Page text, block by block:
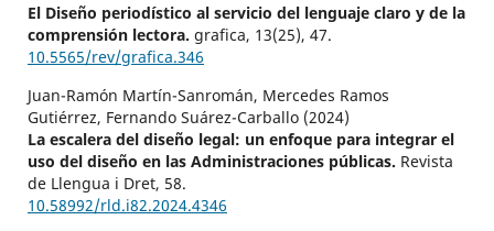
El Diseño periodístico al servicio del lenguaje claro y de la
comprensión lectora. grafica, 13(25), 47.
10.5565/rev/grafica.346
Juan-Ramón Martín-Sanromán, Mercedes Ramos
Gutiérrez, Fernando Suárez-Carballo (2024)
La escalera del diseño legal: un enfoque para integrar el
uso del diseño en las Administraciones públicas. Revista
de Llengua i Dret, 58.
10.58992/rld.i82.2024.4346